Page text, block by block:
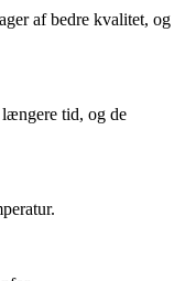
af bedre kvalitet, og
tid, og de